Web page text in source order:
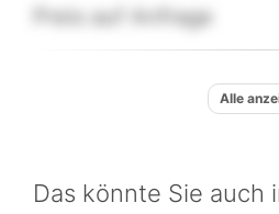
Preis auf Anfrage
Alle
Das könnte Sie auch